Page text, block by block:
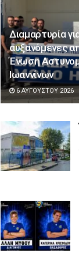
Διαμαρτυρία
αυξανόμενες
Ένωση
Ιωαννίνων
6 ΑΥΓΟΎΣΤΟΥ 2026